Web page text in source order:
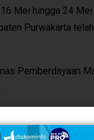
16 Mei hingga 24
Purwakarta
Pemberdayaan
Bupati
bersumber dari